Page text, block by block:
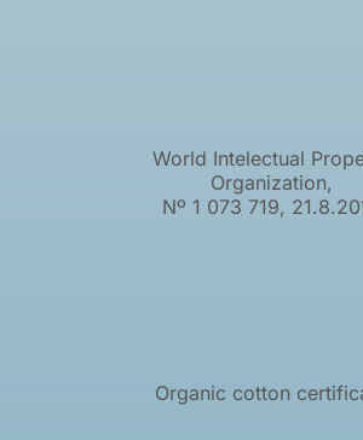
World Intelectual
Organization,
Nº 1 073 719,
Organic cotton